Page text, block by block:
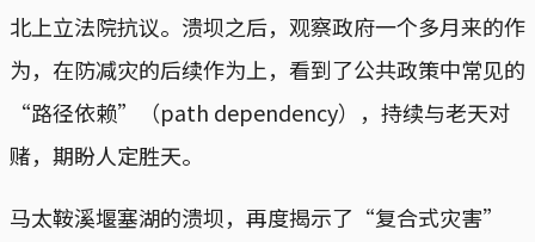
北上立法院抗议。溃坝之后，观察政府一个多月来的作
为，在防减灾的后续作为上，看到了公共政策中常见的
“路径依赖”（path dependency），持续与老天对
赌，期盼人定胜天。
马太鞍溪堰塞湖的溃坝，再度揭示了“复合式灾害”